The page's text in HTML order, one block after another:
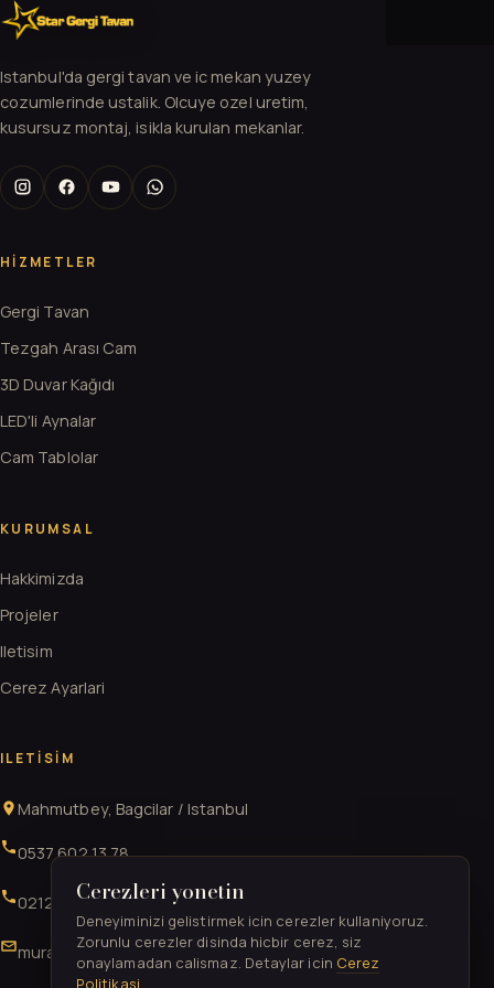
Istanbul'da gergi tavan ve ic mekan yuzey
cozumlerinde ustalik. Olcuye ozel uretim,
kusursuz montaj, isikla kurulan mekanlar.
HIZMETLER
Gergi Tavan
Tezgah Arası Cam
3D Duvar Kağıdı
LED'li Aynalar
Cam Tablolar
KURUMSAL
Hakkimizda
Projeler
Iletisim
Cerez Ayarlari
ILETISIM
Mahmutbey, Bagcilar / Istanbul
0537 602 13 78
0212 706 52 41
muratgurkan52@gmail.com
Cerezleri yonetin
Deneyiminizi gelistirmek icin cerezler kullaniyoruz.
Zorunlu cerezler disinda hicbir cerez, siz
onaylamadan calismaz. Detaylar icin Cerez
Politikasi